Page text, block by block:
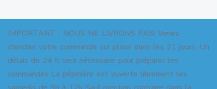
IMPORTANT : NOUS NE LIVRONS PAS! Venez
chercher votre commande sur place dans les 21 jours. Un
délais de 24 h sera nécessaire pour préparer les
commandes La pépinière est ouverte librement les
Copyright © 2026 Pépinière pour jardins-forêts. All